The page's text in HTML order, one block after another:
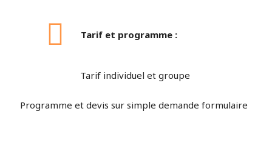
Tarif et programme :
Tarif individuel et groupe
Programme et devis sur simple demande formulaire